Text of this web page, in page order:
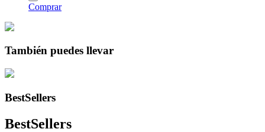
Comprar
También puedes llevar
BestSellers
BestSellers